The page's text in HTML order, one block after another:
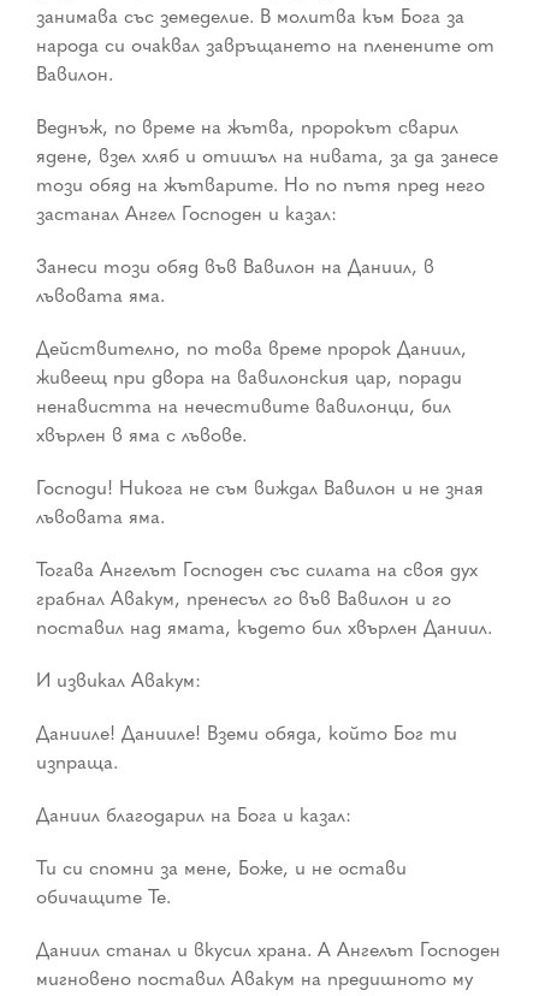
занимава със земеделие. В молитва към Бога за
народа си очаквал завръщането на пленените от
Вавилон.
Веднъж, по време на жътва, пророкът сварил
ядене, взел хляб и отишъл на нивата, за да занесе
този обяд на жътварите. Но по пътя пред него
застанал Ангел Господен и казал:
Занеси този обяд във Вавилон на Даниил, в
лъвовата яма.
Действително, по това време пророк Даниил,
живеещ при двора на вавилонския цар, поради
ненавистта на нечестивите вавилонци, бил
хвърлен в яма с лъвове.
Господи! Никога не съм виждал Вавилон и не зная
лъвовата яма.
Тогава Ангелът Господен със силата на своя дух
грабнал Авакум, пренесъл го във Вавилон и го
поставил над ямата, където бил хвърлен Даниил.
И извикал Авакум:
Данииле! Данииле! Вземи обяда, който Бог ти
изпраща.
Даниил благодарил на Бога и казал:
Ти си спомни за мене, Боже, и не остави
обичащите Те.
Даниил станал и вкусил храна. А Ангелът Господен
мигновено поставил Авакум на предишното му